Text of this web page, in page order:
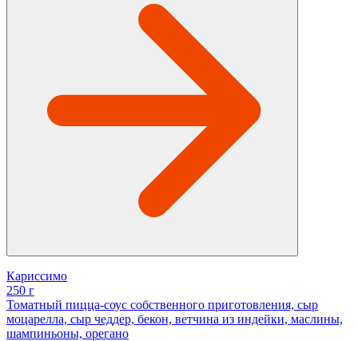
Кариссимо
250 г
Томатный пицца-соус собственного приготовления, сыр
моцарелла, сыр чеддер, бекон, ветчина из индейки, маслины,
шампиньоны, орегано